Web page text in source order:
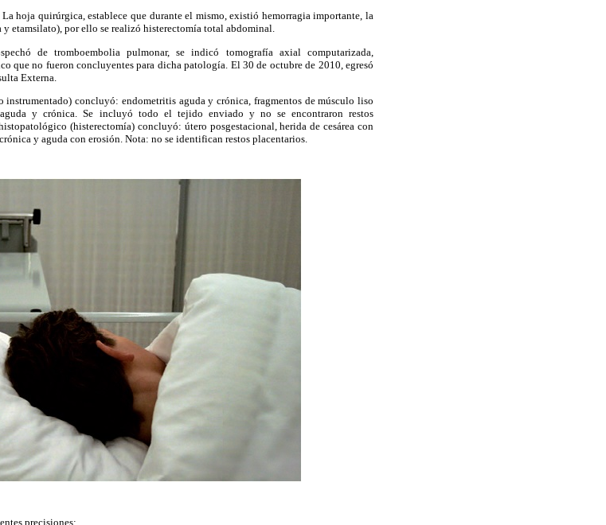
hoja quirúrgica, establece que durante el mismo, existió hemorragia importante, la
etamsilato), por ello se realizó histerectomía total abdominal.
de tromboembolia pulmonar, se indicó tomografía axial computarizada,
que no fueron concluyentes para dicha patología. El 30 de octubre de 2010, egresó
Externa.
concluyó: endometritis aguda y crónica, fragmentos de músculo liso
y crónica. Se incluyó todo el tejido enviado y no se encontraron restos
(histerectomía) concluyó: útero posgestacional, herida de cesárea con
y aguda con erosión. Nota: no se identifican restos placentarios.
precisiones: